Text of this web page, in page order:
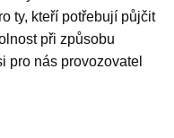
ty, kteří potřebují půjčit
při způsobu
pro nás provozovatel